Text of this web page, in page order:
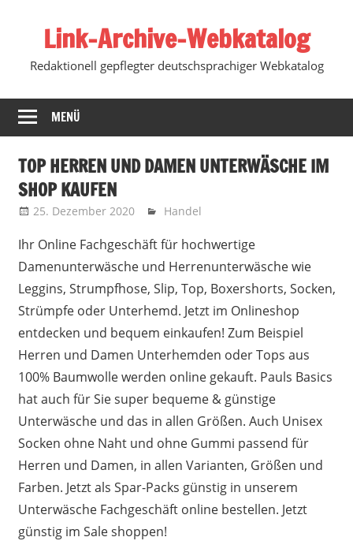
springenLink-Archive-Webkatalog
Redaktionell gepflegter deutschsprachiger Webkatalog
MENÜ
TOP HERREN UND DAMEN UNTERWÄSCHE IM
SHOP KAUFEN
25. Dezember 2020 Marko
Handel
Ihr Online Fachgeschäft für hochwertige
Damenunterwäsche und Herrenunterwäsche wie
Leggins, Strumpfhose, Slip, Top, Boxershorts, Socken,
Strümpfe oder Unterhemd. Jetzt im Onlineshop
entdecken und bequem einkaufen! Zum Beispiel
Herren und Damen Unterhemden oder Tops aus
100% Baumwolle werden online gekauft. Pauls Basics
hat auch für Sie super bequeme & günstige
Unterwäsche und das in allen Größen. Auch Unisex
Socken ohne Naht und ohne Gummi passend für
Herren und Damen, in allen Varianten, Größen und
Farben. Jetzt als Spar-Packs günstig in unserem
Unterwäsche Fachgeschäft online bestellen. Jetzt
günstig im Sale shoppen!